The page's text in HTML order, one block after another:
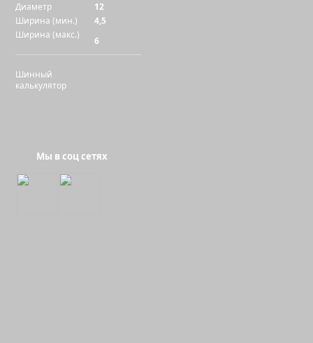
Диаметр
12
Ширина (мин.)
4,5
Ширина (макс.)
6
Шинный
калькулятор
Мы в соц сетях